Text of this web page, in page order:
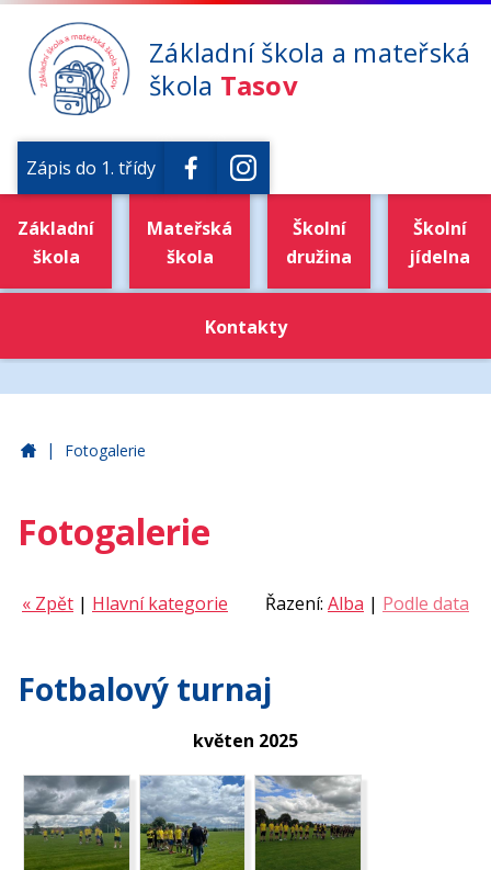
Základní škola a mateřská
škola Tasov
Zápis do 1. třídy
Základní
škola
Mateřská
škola
Školní
družina
Školní
jídelna
Kontakty
Základní škola a mateřská škola Tasov
| Fotogalerie
Fotogalerie
Řazení: Alba | Podle data
« Zpět | Hlavní kategorie
Fotbalový turnaj
květen 2025